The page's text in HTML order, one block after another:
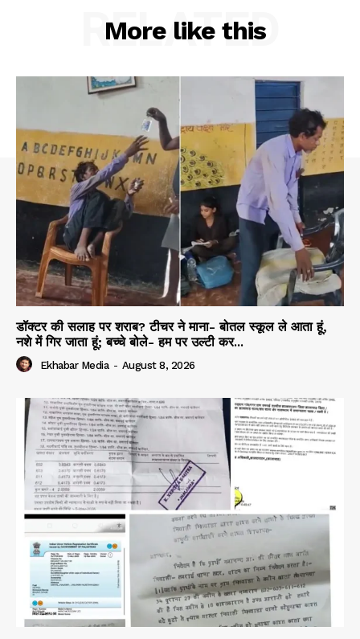
More like this
RELATED
डॉक्टर की सलाह पर शराब? टीचर ने माना- बोतल स्कूल ले आता हूं,
नशे में गिर जाता हूं; बच्चे बोले- हम पर उल्टी कर...
Ekhabar Media - August 8, 2026